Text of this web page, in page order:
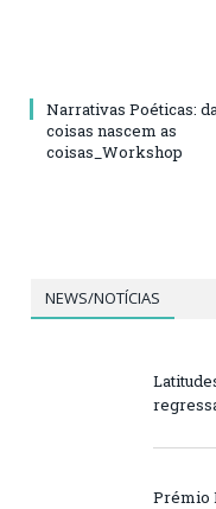
Narrativas Poéticas:
coisas nascem as
coisas_Workshop
NEWS/NOTÍCIAS
Prémio